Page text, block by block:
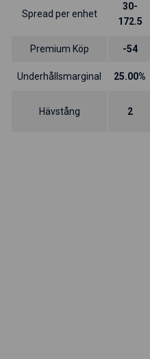
Spread per enhet
30-
172.5
Premium Köp -54
Underhållsmarginal 25.00%
Hävstång 2